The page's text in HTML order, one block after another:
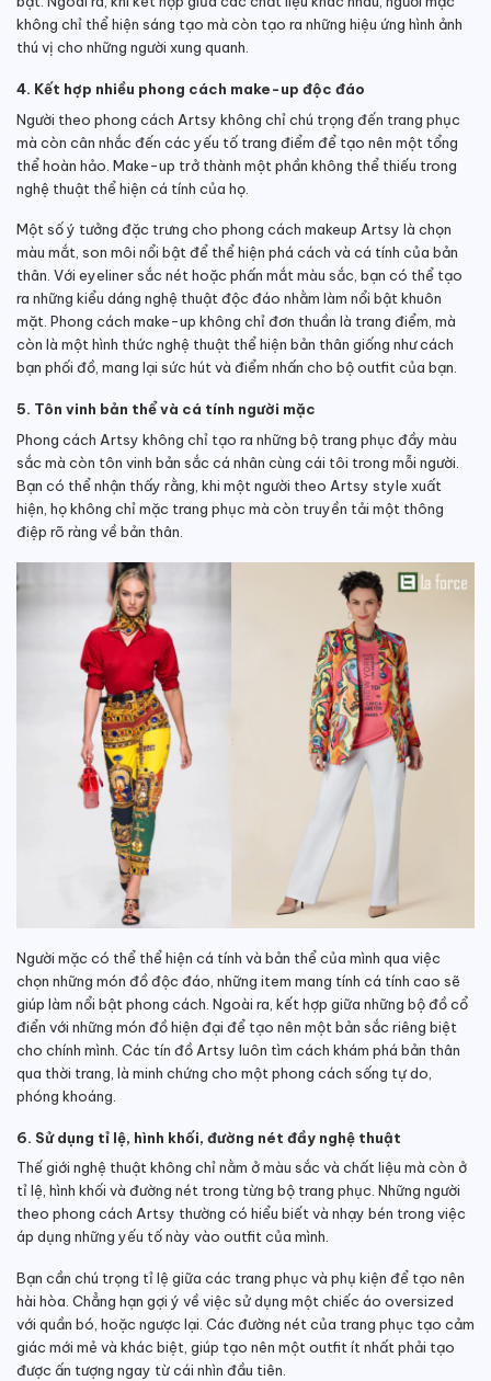
không chỉ thể hiện sáng tạo mà còn tạo ra những hiệu ứng hình ảnh
thú vị cho những người xung quanh.
4. Kết hợp nhiều phong cách make-up độc đáo
Người theo phong cách Artsy không chỉ chú trọng đến trang phục
mà còn cân nhắc đến các yếu tố trang điểm để tạo nên một tổng
thể hoàn hảo. Make-up trở thành một phần không thể thiếu trong
nghệ thuật thể hiện cá tính của họ.
Một số ý tưởng đặc trưng cho phong cách makeup Artsy là chọn
màu mắt, son môi nổi bật để thể hiện phá cách và cá tính của bản
thân. Với eyeliner sắc nét hoặc phấn mắt màu sắc, bạn có thể tạo
ra những kiểu dáng nghệ thuật độc đáo nhằm làm nổi bật khuôn
mặt. Phong cách make-up không chỉ đơn thuần là trang điểm, mà
còn là một hình thức nghệ thuật thể hiện bản thân giống như cách
bạn phối đồ, mang lại sức hút và điểm nhấn cho bộ outfit của bạn.
5. Tôn vinh bản thể và cá tính người mặc
Phong cách Artsy không chỉ tạo ra những bộ trang phục đầy màu
sắc mà còn tôn vinh bản sắc cá nhân cùng cái tôi trong mỗi người.
Bạn có thể nhận thấy rằng, khi một người theo Artsy style xuất
hiện, họ không chỉ mặc trang phục mà còn truyền tải một thông
điệp rõ ràng về bản thân.
Người mặc có thể thể hiện cá tính và bản thể của mình qua việc
chọn những món đồ độc đáo, những item mang tính cá tính cao sẽ
giúp làm nổi bật phong cách. Ngoài ra, kết hợp giữa những bộ đồ cổ
điển với những món đồ hiện đại để tạo nên một bản sắc riêng biệt
cho chính mình. Các tín đồ Artsy luôn tìm cách khám phá bản thân
qua thời trang, là minh chứng cho một phong cách sống tự do,
phóng khoáng.
6. Sử dụng tỉ lệ, hình khối, đường nét đầy nghệ thuật
Thế giới nghệ thuật không chỉ nằm ở màu sắc và chất liệu mà còn ở
tỉ lệ, hình khối và đường nét trong từng bộ trang phục. Những người
theo phong cách Artsy thường có hiểu biết và nhạy bén trong việc
áp dụng những yếu tố này vào outfit của mình.
Bạn cần chú trọng tỉ lệ giữa các trang phục và phụ kiện để tạo nên
hài hòa. Chẳng hạn gợi ý về việc sử dụng một chiếc áo oversized
với quần bó, hoặc ngược lại. Các đường nét của trang phục tạo cảm
giác mới mẻ và khác biệt, giúp tạo nên một outfit ít nhất phải tạo
được ấn tượng ngay từ cái nhìn đầu tiên.